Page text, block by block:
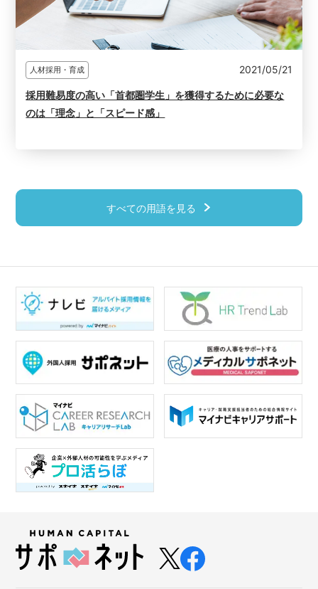
人材採用・育成 2021/05/21
採用難易度の高い「首都圏学生」を獲得するために必要な
のは「理念」と「スピード感」
すべての用語を見る